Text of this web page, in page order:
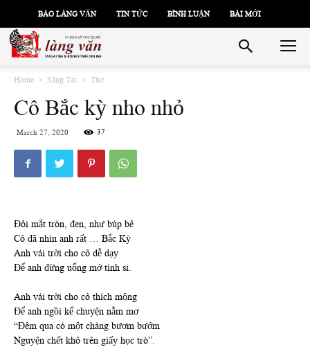
BÁO LÀNG VĂN TIN TỨC BÌNH LUẬN BÀI MỚI
Home Sáng Tác Thơ
Cô Bắc kỳ nho nhỏ
March 27, 2020 37
Đôi mắt tròn, đen, như búp bê
Cô đã nhìn anh rất … Bắc Kỳ
Anh vái trời cho cô dễ dạy
Để anh đừng uổng mớ tình si.
Anh vái trời cho cô thích mộng
Để anh ngồi kể chuyện nằm mơ
“Đêm qua có một chàng bươm bướm
Nguyện chết khô trên giấy học trò”.